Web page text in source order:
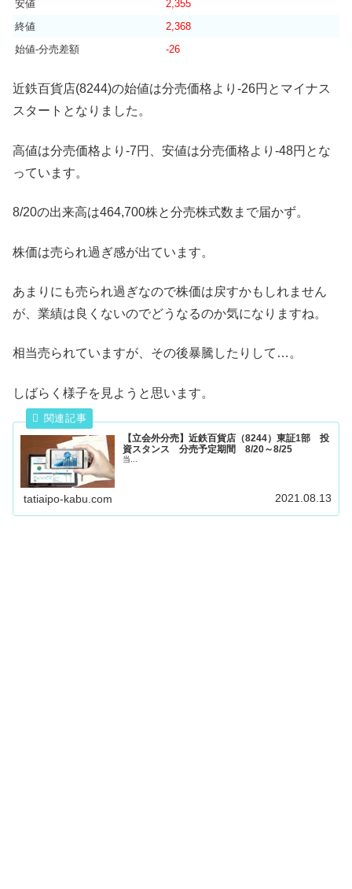
安値
2,355
終値
2,368
始値-分売差額
-26
近鉄百貨店(8244)の始値は分売価格より-26円とマイナス
スタートとなりました。
高値は分売価格より-7円、安値は分売価格より-48円とな
っています。
8/20の出来高は464,700株と分売株式数まで届かず。
株価は売られ過ぎ感が出ています。
あまりにも売られ過ぎなので株価は戻すかもしれません
が、業績は良くないのでどうなるのか気になりますね。
相当売られていますが、その後暴騰したりして…。
しばらく様子を見ようと思います。
【立会外分売】近鉄百貨店（8244）東証1部 投
資スタンス 分売予定期間 8/20～8/25
当...
tatiaipo-kabu.com 2021.08.13